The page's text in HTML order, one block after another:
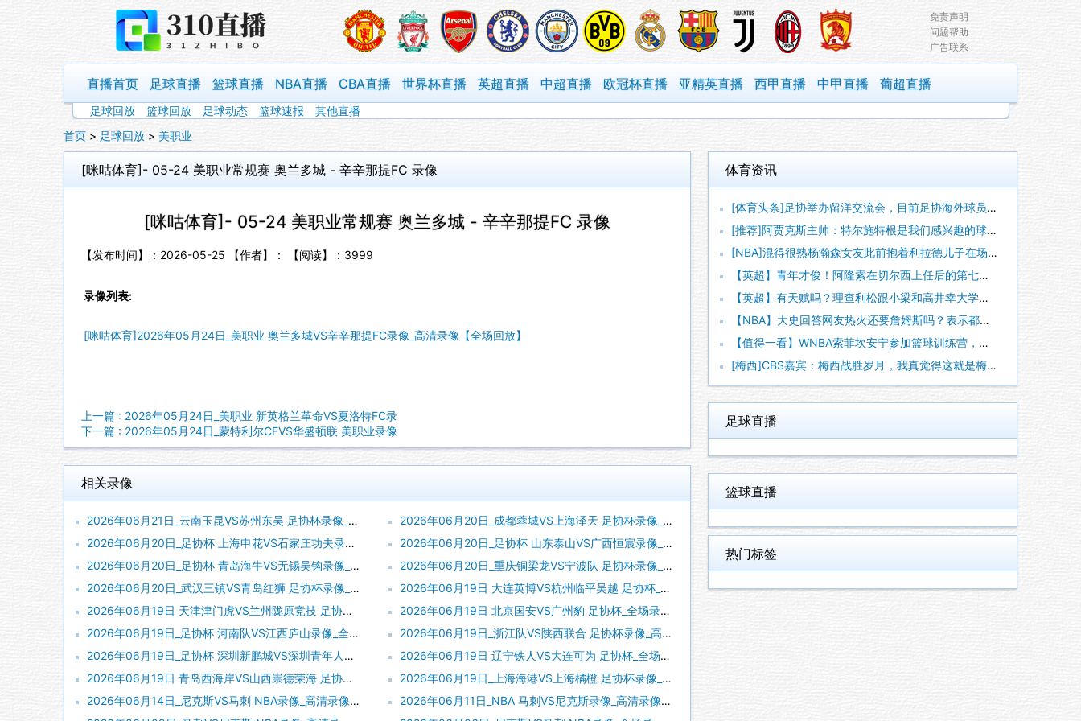
免责声明
问题帮助
广告联系
直播首页 足球直播 篮球直播 NBA直播 CBA直播 世界杯直播 英超直播 中超直播 欧冠杯直播 亚精英直播 西甲直播 中甲直播 葡超直播
足球回放 篮球回放 足球动态 篮球速报
其他直播
首页 > 足球回放 > 美职业
[咪咕体育]- 05-24 美职业常规赛 奥兰多城 - 辛辛那提FC 录像
[咪咕体育]- 05-24 美职业常规赛 奥兰多城 - 辛辛那提FC 录像
【发布时间】：2026-05-25 【作者】： 【阅读】： 3999
录像列表:
[咪咕体育]2026年05月24日_美职业 奥兰多城VS辛辛那提FC录像_高清录像【全场回放】
上一篇 : 2026年05月24日_美职业 新英格兰革命VS夏洛特FC录
下一篇 : 2026年05月24日_蒙特利尔CFVS华盛顿联 美职业录像
相关录像
2026年06月21日_云南玉昆VS苏州东吴 足协杯录像_全场录像【高清回放】
2026年06月20日_成都蓉城VS上海泽天 足协杯录像_高清录像【全场回放】
2026年06月20日_足协杯 上海申花VS石家庄功夫录像_全场录像【视频集锦】
2026年06月20日_足协杯 山东泰山VS广西恒宸录像_高清录像【全场回放】
2026年06月20日_足协杯 青岛海牛VS无锡吴钩录像_全场录像【视频集锦】
2026年06月20日_重庆铜梁龙VS宁波队 足协杯录像_全场录像【视频集锦】
2026年06月20日_武汉三镇VS青岛红狮 足协杯录像_全场录像【高清回放】
2026年06月19日 大连英博VS杭州临平吴越 足协杯_全场录像【全场回放】
2026年06月19日 天津津门虎VS兰州陇原竞技 足协杯_全场录像【视频集锦】
2026年06月19日 北京国安VS广州豹 足协杯_全场录像【全场回放】
2026年06月19日_足协杯 河南队VS江西庐山录像_全场录像【全场回放】
2026年06月19日_浙江队VS陕西联合 足协杯录像_高清录像【全场回放】
2026年06月19日_足协杯 深圳新鹏城VS深圳青年人录像_全场录像【全场回放】
2026年06月19日 辽宁铁人VS大连可为 足协杯_全场录像【视频集锦】
2026年06月19日 青岛西海岸VS山西崇德荣海 足协杯_全场录像【视频集锦】
2026年06月19日_上海海港VS上海橘橙 足协杯录像_全场录像【视频集锦】
2026年06月14日_尼克斯VS马刺 NBA录像_高清录像【全场回放】
2026年06月11日_NBA 马刺VS尼克斯录像_高清录像【全场回放】
体育资讯
[体育头条]足协举办留洋交流会，目前足协海外球员专版收录12
[推荐]阿贾克斯主帅：特尔施特根是我们感兴趣的球员，但他还没
[NBA]混得很熟杨瀚森女友此前抱着利拉德儿子在场边转圈圈~
【英超】青年才俊！阿隆索在切尔西上任后的第七堂训练课！
【英超】有天赋吗？理查利松跟小梁和高井幸大学习韩语和日语！
【NBA】大史回答网友热火还要詹姆斯吗？表示都追成那样了会不
【值得一看】WNBA索菲坎安宁参加篮球训练营，跟孩子们互动单
[梅西]CBS嘉宾：梅西战胜岁月，我真觉得这就是梅西世界杯生
足球直播
篮球直播
热门标签